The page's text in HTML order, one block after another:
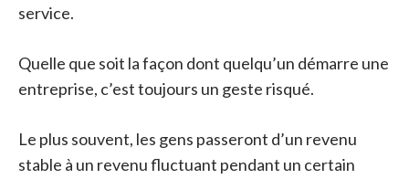
service.
Quelle que soit la façon dont quelqu’un démarre une
entreprise, c’est toujours un geste risqué.
Le plus souvent, les gens passeront d’un revenu
stable à un revenu fluctuant pendant un certain